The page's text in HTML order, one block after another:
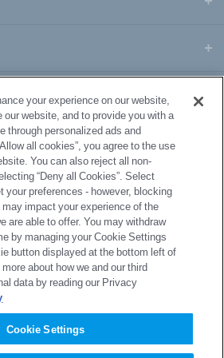
your experience on our website,
our website, and to provide you with a
through personalized ads and
all cookies”, you agree to the use
You can also reject all non-
“Deny all Cookies”. Select
your preferences - however, blocking
impact your experience of the
are able to offer. You may withdraw
by managing your Cookie Settings
button displayed at the bottom left of
about how we and our third
data by reading our Privacy
Cookie Settings